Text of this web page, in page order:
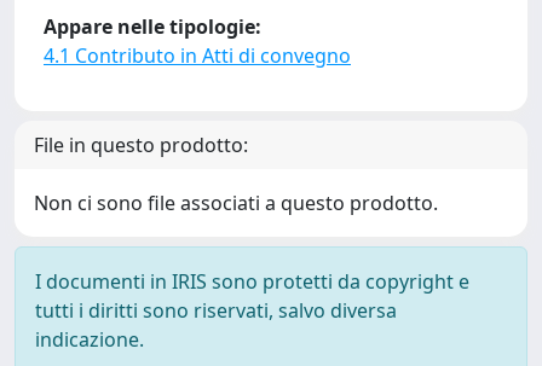
Appare nelle tipologie:
4.1 Contributo in Atti di convegno
File in questo prodotto:
Non ci sono file associati a questo prodotto.
I documenti in IRIS sono protetti da copyright e
tutti i diritti sono riservati, salvo diversa
indicazione.